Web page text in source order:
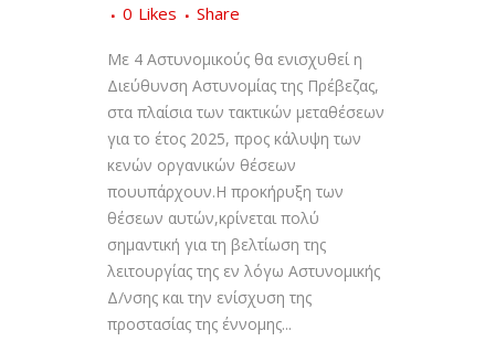
0 Likes Share
Με 4 Αστυνομικούς θα ενισχυθεί η
Διεύθυνση Αστυνομίας της Πρέβεζας,
στα πλαίσια των τακτικών μεταθέσεων
για το έτος 2025, προς κάλυψη των
κενών οργανικών θέσεων
πουυπάρχουν.Η προκήρυξη των
θέσεων αυτών,κρίνεται πολύ
σημαντική για τη βελτίωση της
λειτουργίας της εν λόγω Αστυνομικής
Δ/νσης και την ενίσχυση της
προστασίας της έννομης...